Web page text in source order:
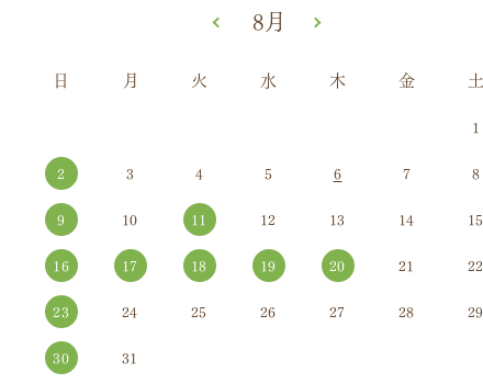
8月
日 月 火 水 木 金 土
1
2
3 4 5 6 7
8
9
10 11 12 13 14
15
16
17 18 19 20 21
22
23
24 25 26 27 28
29
30
31